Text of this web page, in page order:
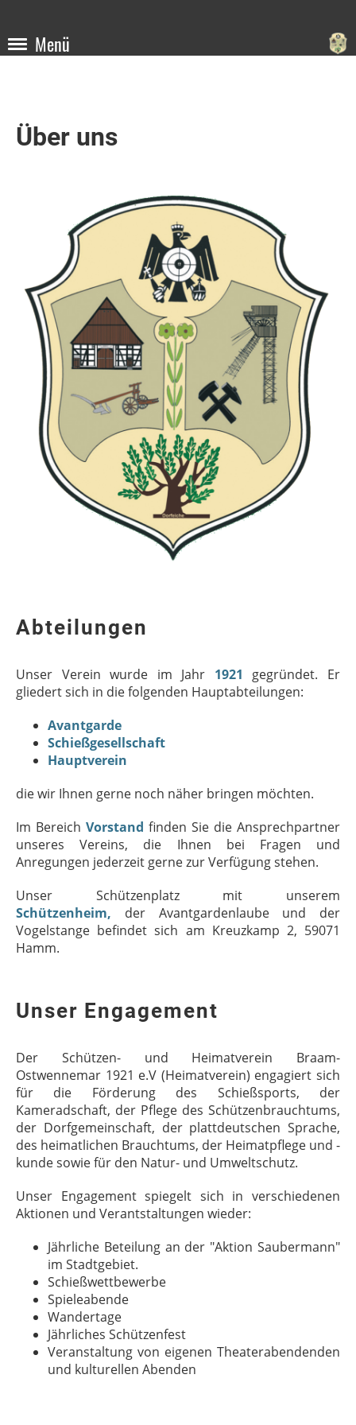
Menü
Über uns
Abteilungen
Unser Verein wurde im Jahr 1921 gegründet. Er
gliedert sich in die folgenden Hauptabteilungen:
Avantgarde
Schießgesellschaft
Hauptverein
die wir Ihnen gerne noch näher bringen möchten.
Im Bereich Vorstand finden Sie die Ansprechpartner
unseres Vereins, die Ihnen bei Fragen und
Anregungen jederzeit gerne zur Verfügung stehen.
Unser Schützenplatz mit unserem
Schützenheim,
der Avantgardenlaube
und der
Vogelstange befindet sich am Kreuzkamp 2, 59071
Hamm.
Unser Engagement
Der Schützen- und Heimatverein Braam-
Ostwennemar 1921 e.V (Heimatverein) engagiert sich
für die Förderung des Schießsports, der
Kameradschaft, der Pflege des Schützenbrauchtums,
der Dorfgemeinschaft, der plattdeutschen Sprache,
des heimatlichen Brauchtums, der Heimatpflege und -
kunde sowie für den Natur- und Umweltschutz.
Unser Engagement spiegelt sich in verschiedenen
Aktionen und Verantstaltungen wieder:
Jährliche Beteilung an der "Aktion Saubermann"
im Stadtgebiet.
Schießwettbewerbe
Spieleabende
Wandertage
Jährliches Schützenfest
Veranstaltung von eigenen Theaterabendenden
und kulturellen Abenden